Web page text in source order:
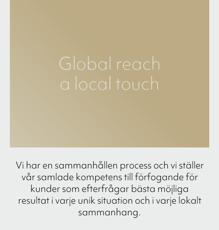
Vi har en sammanhållen process och vi ställer
vår samlade kompetens till förfogande för
kunder som efterfrågar bästa möjliga
resultat i varje unik situation och i varje lokalt
sammanhang.